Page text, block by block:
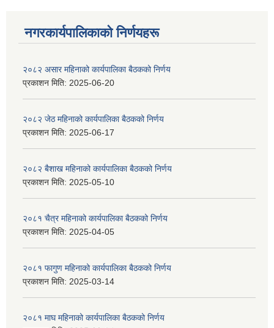
नगरकार्यपालिकाकाे निर्णयहरू
२०८२ असार महिनाको कार्यपालिका बैठकको निर्णय
प्रकाशन मिति: 2025-06-20
२०८२ जेठ महिनाको कार्यपालिका बैठकको निर्णय
प्रकाशन मिति: 2025-06-17
२०८२ बैशाख महिनाको कार्यपालिका बैठकको निर्णय
प्रकाशन मिति: 2025-05-10
२०८१ चैत्र महिनाको कार्यपालिका बैठकको निर्णय
प्रकाशन मिति: 2025-04-05
२०८१ फागुण महिनाको कार्यपालिका बैठकको निर्णय
प्रकाशन मिति: 2025-03-14
२०८१ माघ महिनाको कार्यपालिका बैठकको निर्णय